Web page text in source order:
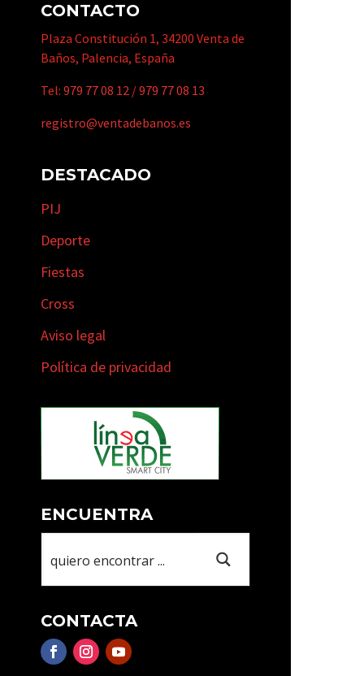
CONTACTO
Plaza Constitución 1, 34200 Venta de
Baños, Palencia, España
Tel: 979 77 08 12 /979 77 08 13
registro@ventadebanos.es
DESTACADO
PIJ
Deporte
Fiestas
Cross
Aviso legal
Política de privacidad
ENCUENTRA
CONTACTA